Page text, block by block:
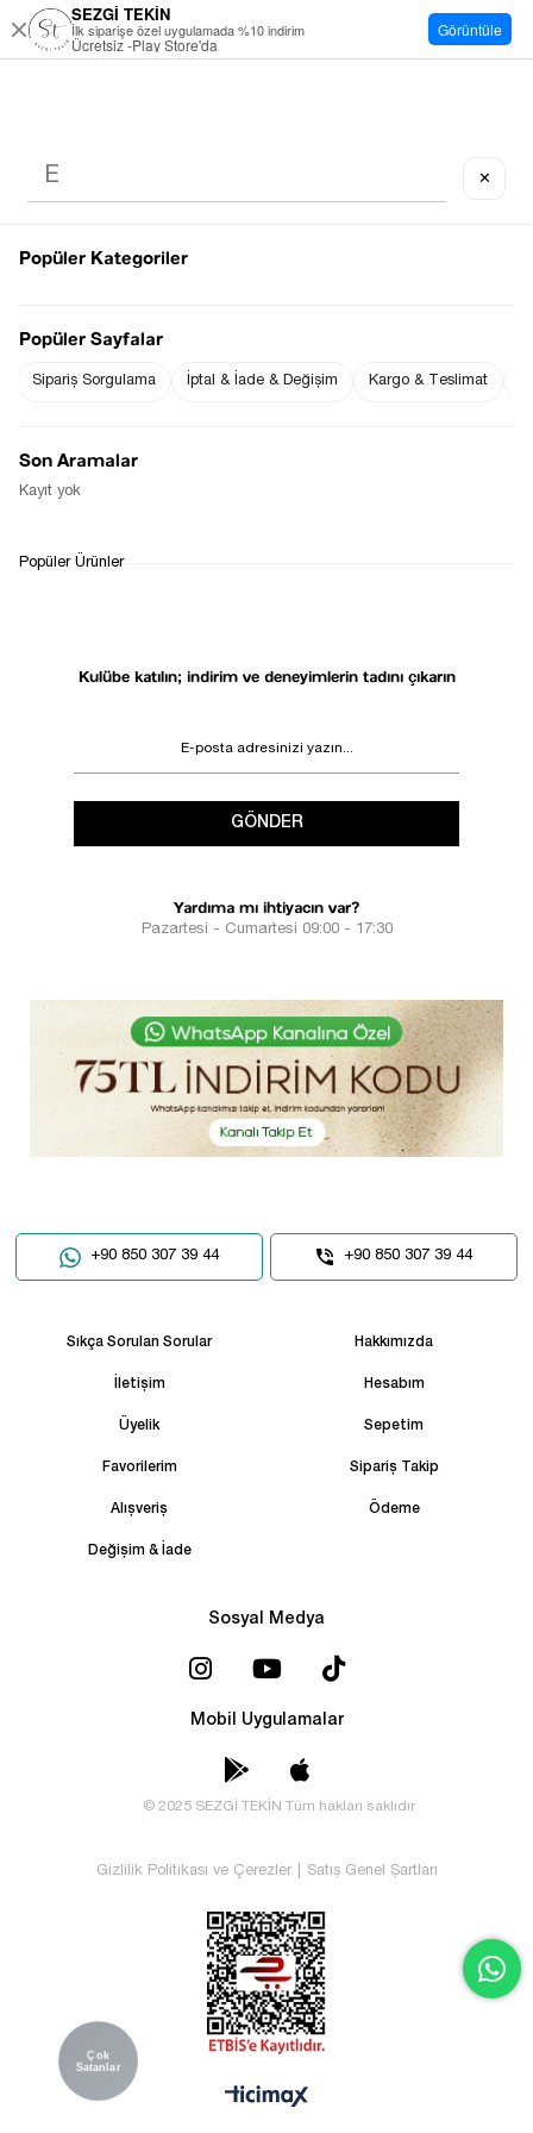
Kulübe katılın; indirim ve deneyimlerin tadını çıkarın
GÖNDER
Yardıma mı ihtiyacın var?
Pazartesi - Cumartesi 09:00 - 17:30
+90 850 307 39 44 +90 850 307 39 44
Sıkça Sorulan Sorular Hakkımızda
İletişim Hesabım
Üyelik Sepetim
Favorilerim Sipariş Takip
Alışveriş Ödeme
Değişim & İade
Sosyal Medya
Mobil Uygulamalar
© 2025 SEZGİ TEKİN Tüm hakları saklıdır
Gizlilik Politikası ve Çerezler Satış Genel Şartları
Çok
Satanlar
✕
Popüler Kategoriler
Popüler Sayfalar
Sipariş Sorgulama İptal & İade & Değişim Kargo & Teslimat
Son Aramalar
Kayıt yok
Popüler Ürünler
SEZGİ TEKİN
İlk siparişe özel uygulamada %10 indirim
Ücretsiz -Play Store'da
Görüntüle